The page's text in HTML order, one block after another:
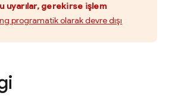
uyarılar, gerekirse işlem
programatik olarak devre dışı